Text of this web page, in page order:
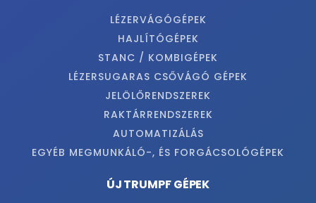
LÉZERVÁGÓGÉPEK
HAJLÍTÓGÉPEK
STANC / KOMBIGÉPEK
LÉZERSUGARAS CSŐVÁGÓ GÉPEK
JELÖLŐRENDSZEREK
RAKTÁRRENDSZEREK
AUTOMATIZÁLÁS
EGYÉB MEGMUNKÁLÓ-, ÉS FORGÁCSOLÓGÉPEK
ÚJ TRUMPF GÉPEK